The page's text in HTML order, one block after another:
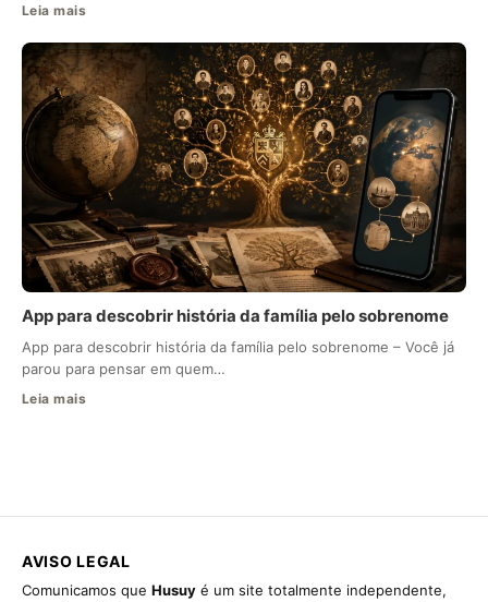
Leia mais
App para descobrir história da família pelo sobrenome
App para descobrir história da família pelo sobrenome – Você já
parou para pensar em quem…
Leia mais
AVISO LEGAL
Comunicamos que Husuy é um site totalmente independente,